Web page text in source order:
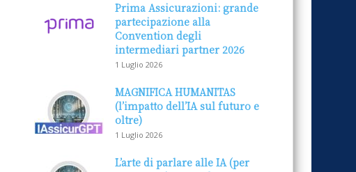
Prima Assicurazioni: grande
partecipazione alla
Convention degli
intermediari partner 2026
1 Luglio 2026
MAGNIFICA HUMANITAS
(l’impatto dell’IA sul futuro e
oltre)
1 Luglio 2026
L’arte di parlare alle IA (per